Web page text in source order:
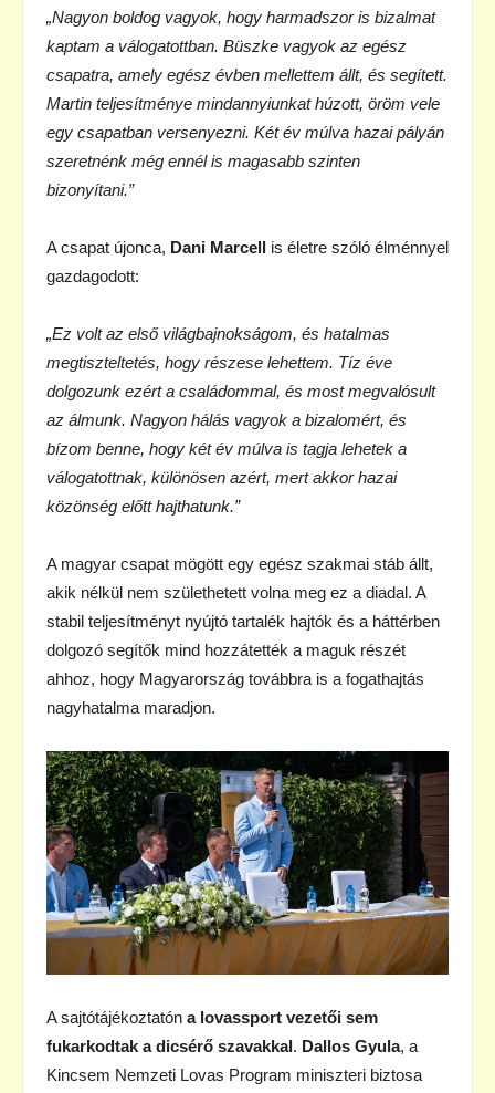
„Nagyon boldog vagyok, hogy harmadszor is bizalmat
kaptam a válogatottban. Büszke vagyok az egész
csapatra, amely egész évben mellettem állt, és segített.
Martin teljesítménye mindannyiunkat húzott, öröm vele
egy csapatban versenyezni. Két év múlva hazai pályán
szeretnénk még ennél is magasabb szinten
bizonyítani.”
A csapat újonca, Dani Marcell is életre szóló élménnyel
gazdagodott:
„Ez volt az első világbajnokságom, és hatalmas
megtiszteltetés, hogy részese lehettem. Tíz éve
dolgozunk ezért a családommal, és most megvalósult
az álmunk. Nagyon hálás vagyok a bizalomért, és
bízom benne, hogy két év múlva is tagja lehetek a
válogatottnak, különösen azért, mert akkor hazai
közönség előtt hajthatunk.”
A magyar csapat mögött egy egész szakmai stáb állt,
akik nélkül nem születhetett volna meg ez a diadal. A
stabil teljesítményt nyújtó tartalék hajtók és a háttérben
dolgozó segítők mind hozzátették a maguk részét
ahhoz, hogy Magyarország továbbra is a fogathajtás
nagyhatalma maradjon.
A sajtótájékoztatón a lovassport vezetői sem
fukarkodtak a dicsérő szavakkal. Dallos Gyula, a
Kincsem Nemzeti Lovas Program miniszteri biztosa